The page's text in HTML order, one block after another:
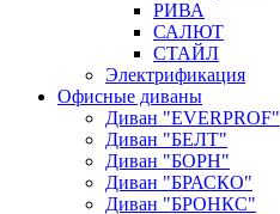
РИВА
САЛЮТ
СТАЙЛ
Электрификация
Офисные диваны
Диван "EVERPROF"
Диван "БЕЛТ"
Диван "БОРН"
Диван "БРАСКО"
Диван "БРОНКС"